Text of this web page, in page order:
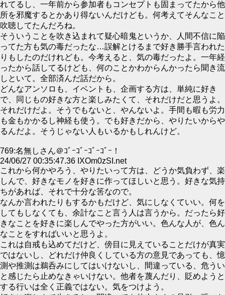
れてるし、一年前から参加者もコンセプトも固まってたから他
所を邪魔するとかあり得ないんだけども。何考えてそんなこと
吹聴してたんだろね。
そういうことを吹き込まれて疑心暗鬼というか、人間不信に陥
ってた方も気の毒だったな…誤解とけるまで好き勝手言われた
りもしたのだけれども。今考えると、気の毒だったよ。一年経
ったから話してるけども、何のことかわからんかったら聞き流
しといて。全部済んだ話だから。
どんなアンソロも、イベントも、企画する方は、単純に好き
で、同じもの好きな方と楽しみたくて、それだけだと思うよ。
それだけだよ。そうでもないと、やんないよ。手間も暇も労力
も金もかかるし神経も使う。でも好きだから、やりたいからや
るんだよ。そうじゃない人もいるかもしれんけど。
769:名無しさん＠ｺﾞｰｺﾞｰｺﾞｰｺﾞｰ！
24/06/27 00:35:47.36 IXOm0zSI.net
これから何かやろう、やりたいって方は、どうか気負わず、楽
しんで、好きなモノを好きに作ってほしいと思う。好きな気持
ちがあれば、それで十分な筈なので。
なんか言われたりもするかもだけど、気にしなくていい。何を
してもしなくても、余計なこと言う人は言うから。だったら好
きなことを好きに楽しんでやった方がいい。色んな人が、色ん
なことをすればいいと思うよ。
これは自戒も込めてだけど、傍目に見えていることだけが真実
ではないし、どれだけ仲良くしている方の意見であっても、憶
測や推測は鵜呑みにしてはいけないし、間違っている、危うい
と感じたら止めなきゃいけない。他者を蔑んだり、貶めようと
する行いは全く正義ではない。気をつけよう。